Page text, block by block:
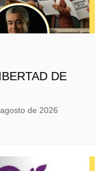
DE
de 2026